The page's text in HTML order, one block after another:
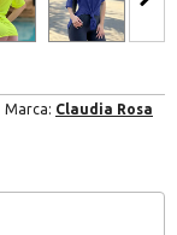
Marca: Claudia Rosa